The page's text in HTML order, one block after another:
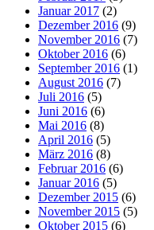
Januar 2017 (2)
Dezember 2016 (9)
November 2016 (7)
Oktober 2016 (6)
September 2016 (1)
August 2016 (7)
Juli 2016 (5)
Juni 2016 (6)
Mai 2016 (8)
April 2016 (5)
März 2016 (8)
Februar 2016 (6)
Januar 2016 (5)
Dezember 2015 (6)
November 2015 (5)
Oktober 2015 (6)